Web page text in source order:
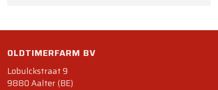
autres, ont été légèrement modifiés au fil
visible aux yeux du plus grand nombre.
Données techniques
OLDTIMERFARM BV
Lobulckstraat 9
9880 Aalter (BE)